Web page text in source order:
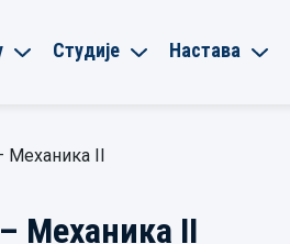
Студије Настава
Механика II
Механика II